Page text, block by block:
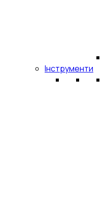
Інструменти